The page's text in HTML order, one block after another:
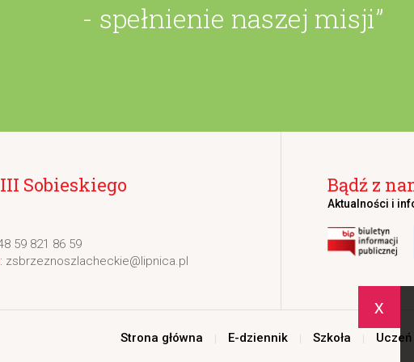
x
- spełnienie naszej misji”
III Sobieskiego
59 821 86 59
zsbrzeznoszlacheckie@lipnica.pl
Bądź z
Aktualności i
Strona główna E-dziennik Szkoła Uczeń